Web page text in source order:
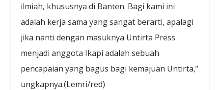
ilmiah, khususnya di Banten. Bagi kami ini
adalah kerja sama yang sangat berarti, apalagi
jika nanti dengan masuknya Untirta Press
menjadi anggota Ikapi adalah sebuah
pencapaian yang bagus bagi kemajuan Untirta,”
ungkapnya.(Lemri/red)